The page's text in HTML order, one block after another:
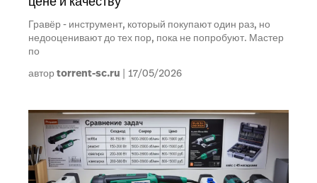
Гравёр - инструмент, который покупают один раз, но
недооценивают до тех пор, пока не попробуют. Мастер
по
авторtorrent-sc.ru 17/05/2026